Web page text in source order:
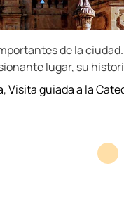
de la
lugar, su
,Visita guiada a la